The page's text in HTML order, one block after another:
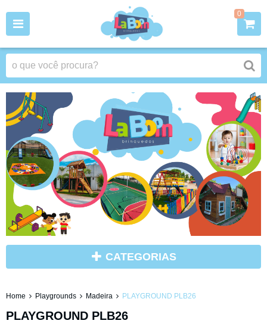
0
CATEGORIAS
Home Playgrounds Madeira PLAYGROUND PLB26
PLAYGROUND PLB26